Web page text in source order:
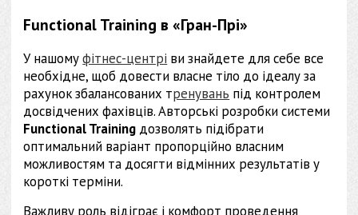
Functional Training в «Гран-Прі»
У нашомуфітнес-центрі ви знайдете для себе все
необхідне, щоб довести власне тіло до ідеалу за
рахунок збалансованих тренувань під контролем
досвідчених фахівців. Авторські розробки системи
Functional Training дозволять підібрати
оптимальний варіант пропорційно власним
можливостям та досягти відмінних результатів у
короткі терміни.
Важливу роль відіграє і комфорт проведення